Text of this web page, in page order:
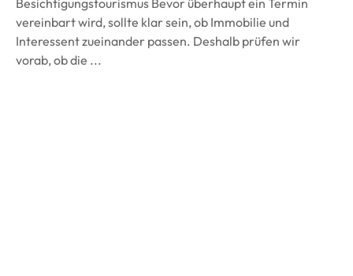
vereinbart wird, sollte klar sein, ob Immobilie und
Interessent zueinander passen. Deshalb prüfen wir
vorab, ob die ...